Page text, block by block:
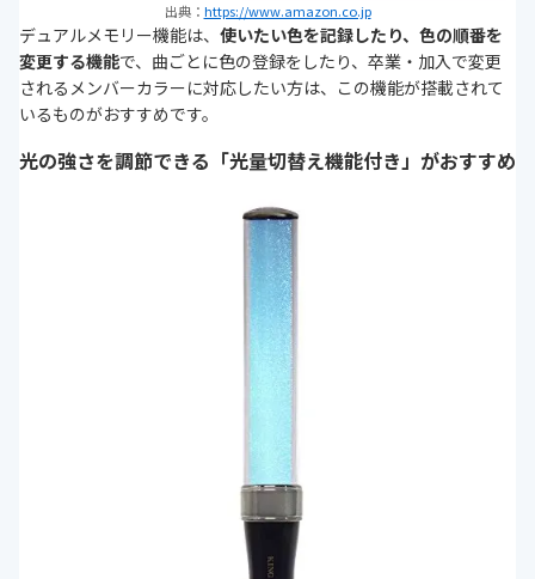
出典： https://www.amazon.co.jp
デュアルメモリー機能は、 使いたい色を記録したり、色の順番を
変更する機能で、曲ごとに色の登録をしたり、卒業・加入で変更
されるメンバーカラーに対応したい方は、この機能が搭載されて
いるものがおすすめです。
光の強さを調節できる「光量切替え機能付き」がおすすめ